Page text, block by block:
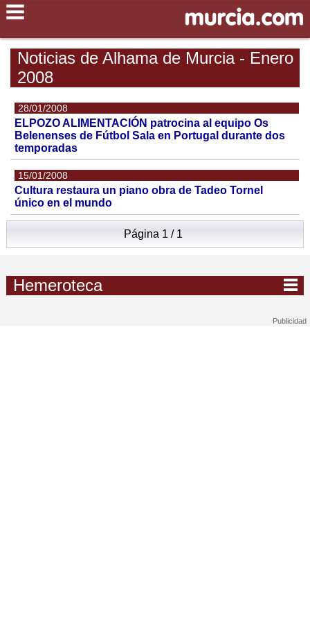
Noticias de Alhama de Murcia - Enero
2008
28/01/2008
ELPOZO ALIMENTACIÓN patrocina al equipo Os
Belenenses de Fútbol Sala en Portugal durante dos
temporadas
15/01/2008
Cultura restaura un piano obra de Tadeo Tornel
único en el mundo
Página 1 / 1
Hemeroteca